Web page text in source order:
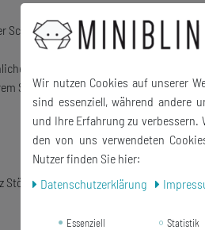
Schlüsselbund zu einem echten
Accessoires lieben.
Shop erhältlich!
Stöpsel
Wir nutzen Cookies auf unserer
sind essenziell, während andere
und Ihre Erfahrung zu verbessern.
den von uns verwendeten
Nutzer finden Sie hier:
Daten­schutz­erklärung
Essenziell Statistik